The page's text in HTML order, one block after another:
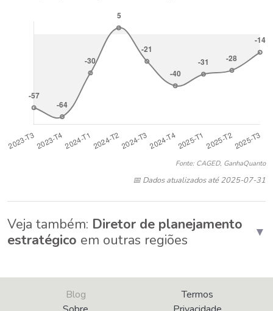
Fonte: CAGED, GanhaQuanto
📅 Dados atualizados até 2025-07-31
Veja também: Diretor de planejamento
estratégico em outras regiões ▼
Blog
Termos